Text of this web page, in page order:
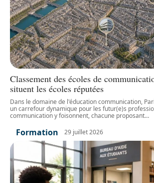
Classement des écoles de
situent les écoles réputées
Dans le domaine de l'éducation communication,
un carrefour dynamique pour les futur(e)s
communication y foisonnent, chacune proposant…
Formation 29 juillet 2026